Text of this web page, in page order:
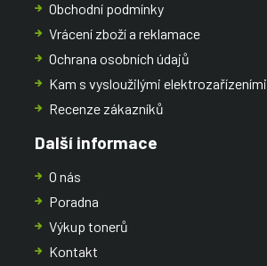
Obchodní podmínky
Vrácení zboží a reklamace
Ochrana osobních údajů
Kam s vysloužilými elektrozařízeními
Recenze zákazníků
Další informace
O nás
Poradna
Výkup tonerů
Kontakt